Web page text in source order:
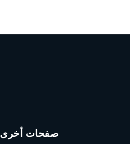
صفحات أخرى